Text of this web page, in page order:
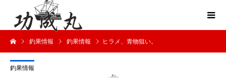
釣果情報 釣果情報 ヒラメ、青物狙い。
釣果情報